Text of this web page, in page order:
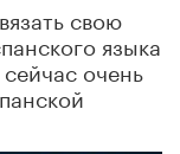
свою
языка
очень